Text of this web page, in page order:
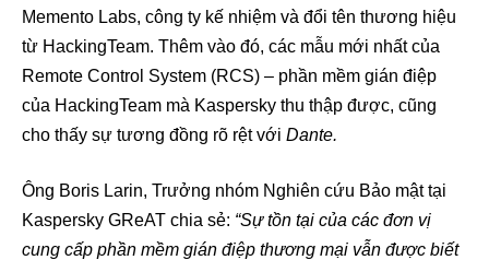
Memento Labs, công ty kế nhiệm và đổi tên thương hiệu
từ HackingTeam. Thêm vào đó, các mẫu mới nhất của
Remote Control System (RCS) – phần mềm gián điệp
của HackingTeam mà Kaspersky thu thập được, cũng
cho thấy sự tương đồng rõ rệt với Dante.
Ông Boris Larin, Trưởng nhóm Nghiên cứu Bảo mật tại
Kaspersky GReAT chia sẻ: “Sự tồn tại của các đơn vị
cung cấp phần mềm gián điệp thương mại vẫn được biết